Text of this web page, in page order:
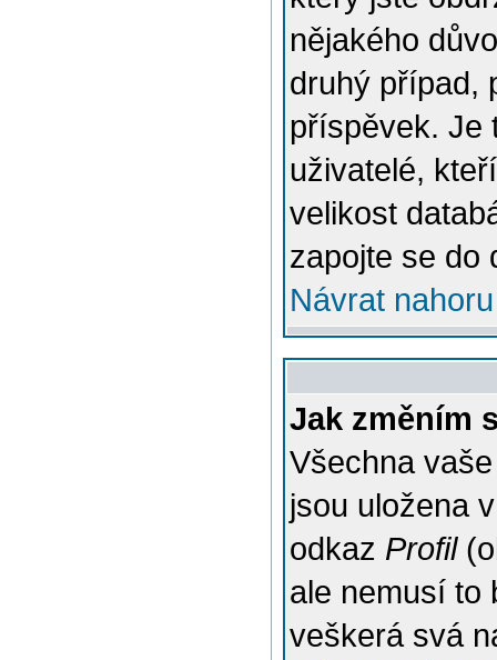
nějakého
druhý případ,
příspěvek. Je
uživatelé,
velikost
zapojte se do
Návrat nahoru
Jak změním
Všechna
jsou uložena
odkaz Profil
ale nemusí to
veškerá svá